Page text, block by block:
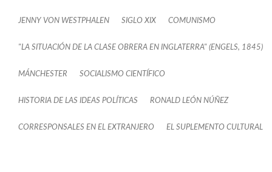
JENNY VON WESTPHALEN SIGLO XIX COMUNISMO
"LA SITUACIÓN DE LA CLASE OBRERA EN INGLATERRA" (ENGELS, 1845)
MÁNCHESTER SOCIALISMO CIENTÍFICO
HISTORIA DE LAS IDEAS POLÍTICAS RONALD LEÓN NÚÑEZ
CORRESPONSALES EN EL EXTRANJERO EL SUPLEMENTO CULTURAL